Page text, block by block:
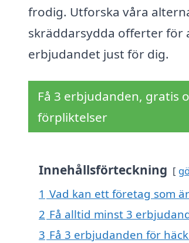
frodig. Utforska våra
skräddarsydda offerter för
erbjudandet just för dig.
Få 3 erbjudanden, gratis
förpliktelser
Innehållsförteckning
1 Vad kan ett företag som
2 Få alltid minst 3
3 Få 3 erbjudanden för